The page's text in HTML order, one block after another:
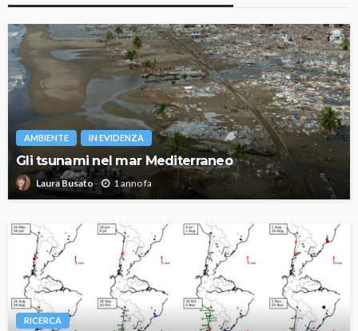
AMBIENTE IN EVIDENZA
Gli tsunami nel mar Mediterraneo
Laura Busato 1 anno fa
RICERCA